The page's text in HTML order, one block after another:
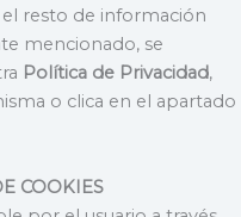
resto de información
mencionado, se
Política de Privacidad,
o clica en el apartado
COOKIES